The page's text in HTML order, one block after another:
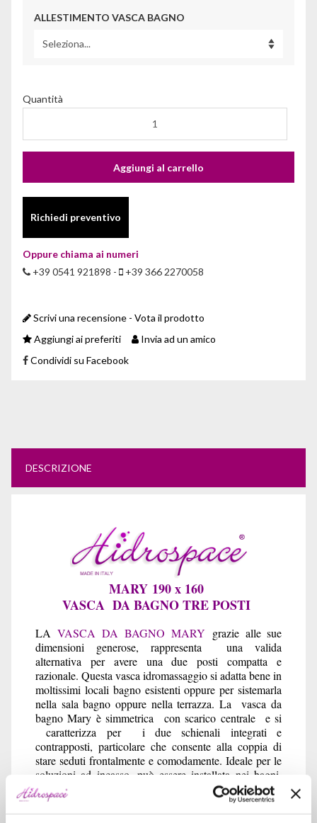
ALLESTIMENTO VASCA BAGNO
Quantità
Aggiungi al carrello
Richiedi preventivo
Oppure chiama ai numeri
+39 0541 921898 -
+39 366 2270058
Scrivi una recensione - Vota il prodotto
Aggiungi ai preferiti
Invia ad un amico
Condividi su Facebook
DESCRIZIONE
MARY 190 x 160
VASCA DA BAGNO TRE POSTI
LAVASCA DA BAGNO MARY grazie alle sue
dimensioni generose, rappresenta una valida
alternativa per avere una due posti compatta e
razionale. Questa vasca idromassaggio si adatta bene in
moltissimi locali bagno esistenti oppure per sistemarla
nella sala bagno oppure nella terrazza. La vasca da
bagno Mary è simmetrica con scarico centrale e si
caratterizza per i due schienali integrati e
contrapposti, particolare che consente alla coppia di
stare seduti frontalmente e comodamente. Ideale per le
soluzioni ad incasso, può essere installata nei bagni,
nella sala bagno e nella vostra suite da letto per
rilassarvi e ritrovare energie. Studiata dal punto di vista
stilistico è la scelta ideale per quelli che vogliono una